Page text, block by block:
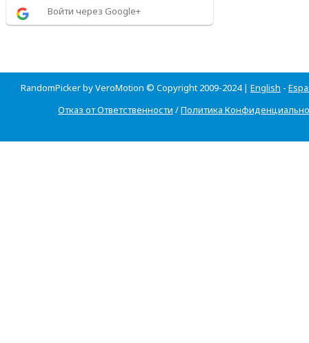
Войти через Google+
RandomPicker by VeroMotion © Copyright 2009-2024 | English -
Отказ от Ответственности /Политика